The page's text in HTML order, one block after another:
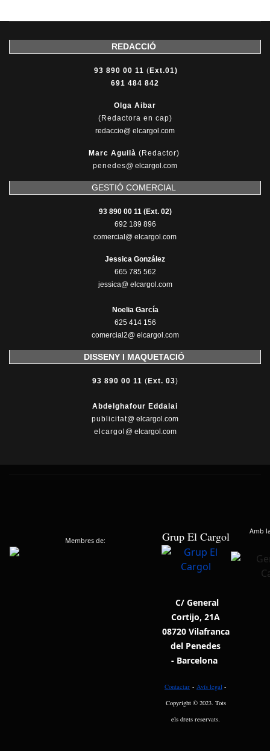
REDACCIÓ
93 890 00 11 ( Ext.01)
691 484 842
Olga Aibar
(Redactora en cap)
redaccio@ elcargol.com
Marc Aguilà (Redactor)
penedes@ elcargol.com
GESTIÓ COMERCIAL
93 890 00 11 (Ext. 02)
692 189 896
comercial@ elcargol.com
Jessica González
665 785 562
jessica@ elcargol.com
Noelia García
625 414 156
comercial2@ elcargol.com
DISSENY I MAQUETACIÓ
93 890 00 11 ( Ext. 03)
Abdelghafour Eddalai
publicitat@ elcargol.com
elcargol @ elcargol.com
Membres de: Grup El Cargol Amb
C/ General
Cortijo, 21A
08720 Vilafranca
del Penedes
- Barcelona
Contactar - Avís legal -
Copyright © 2023. Tots
els drets reservats.